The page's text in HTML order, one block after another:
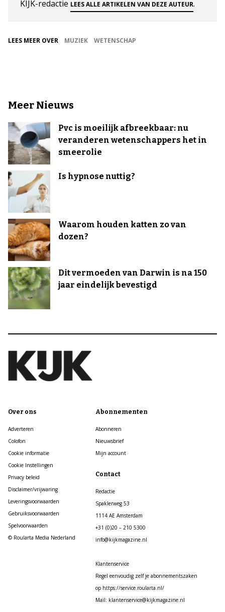
KIJK-redactie LEES ALLE ARTIKELEN VAN DEZE AUTEUR.
LEES MEER OVER MUZIEK WETENSCHAP
Meer Nieuws
Pvc is moeilijk afbreekbaar: nu
veranderen wetenschappers het in
smeerolie
Is hypnose nuttig?
Waarom houden katten zo van
dozen?
Dit vermoeden van Darwin is na 150
jaar eindelijk bevestigd
Over ons
Adverteren
Colofon
Cookie informatie
Cookie Instellingen
Privacy beleid
Disclaimer/vrijwaring
Leveringsvoorwaarden
Gebruiksvoorwaarden
Spelvoorwaarden
© Roularta Media Nederland
Abonnementen
Abonneren
Nieuwsbrief
Mijn account
Contact
Redactie
Spaklerweg 53
1114 AE Amsterdam
+31 (0)20 – 210 5300
info@kijkmagazine.nl
Klantenservice
Regel eenvoudig zelf je abonnementszaken
op https://service.roularta.nl/
Mail: klantenservice@kijkmagazine.nl